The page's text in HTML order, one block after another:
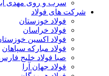
سرب و روی مهدی
شرکت های فولاد
فولاد خوزستان
فولاد خراسان
فولاد اکسین
فولاد مبارکه سپاهان
صبا فولاد خلیج
فولاد جهان آرا